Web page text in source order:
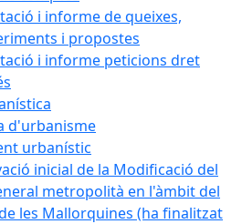
i informe de queixes,
i propostes
i informe peticions dret
d'urbanisme
urbanístic
inicial de la Modificació del
metropolità en l'àmbit del
les Mallorquines (ha finalitzat